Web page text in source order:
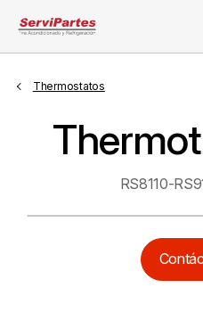
Thermostatos
RS8110-